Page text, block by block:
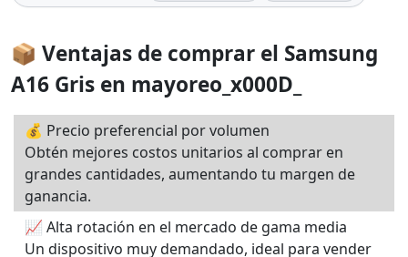
📦 Ventajas de comprar el Samsung
A16 Gris en mayoreo_x000D_
💰 Precio preferencial por volumen
Obtén mejores costos unitarios al comprar en
grandes cantidades, aumentando tu margen de
ganancia.
📈 Alta rotación en el mercado de gama media
Un dispositivo muy demandado, ideal para vender